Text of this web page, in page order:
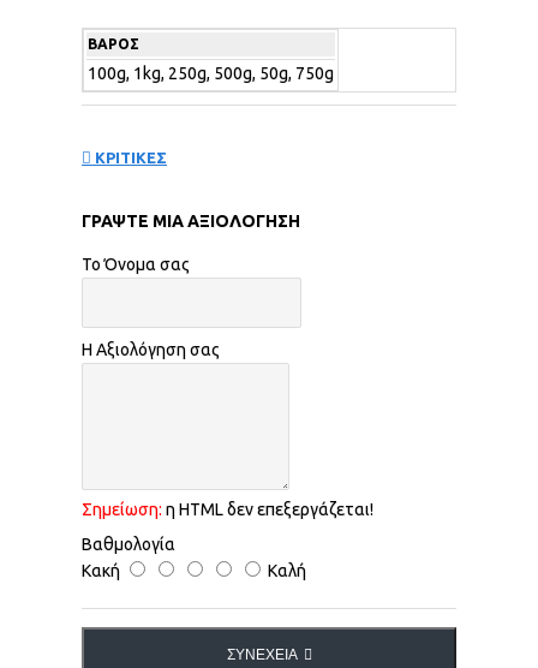
ΒΆΡΟΣ
100g, 1kg, 250g, 500g, 50g, 750g
ΚΡΙΤΙΚΕΣ
ΓΡΆΨΤΕ ΜΙΑ ΑΞΙΟΛΌΓΗΣΗ
Το Όνομα σας
Η Αξιολόγηση σας
Σημείωση: η HTML δεν επεξεργάζεται!
Βαθμολογία
Κακή
Καλή
ΣΥΝΈΧΕΙΑ